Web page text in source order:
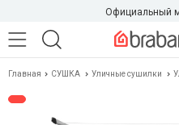
Официальный
Главная СУШКА Уличные сушилки